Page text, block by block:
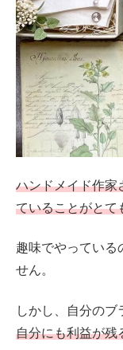
ハンドメイド作家
ていることがとて
趣味でやっている
せん。
しかし、自分のブ
自分にも利益が残